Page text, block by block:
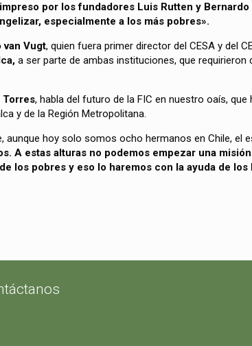
por los fundadores Luis Rutten y
especialmente a los más pobres».
van Vugt, quien fuera primer director del CESA y del
a ser parte de ambas instituciones, que
Torres, habla del futuro de la FIC en nuestro oaís,
y de la Región Metropolitana.
hoy solo somos ocho hermanos en Chile, el
A estas alturas no podemos empezar una
los pobres y eso lo haremos con la ayuda de los